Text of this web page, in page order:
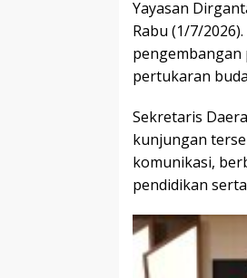
Yayasan
Rabu (1/7/
pertukaran
Sekretaris
kunjungan
komunikasi,
pendidikan